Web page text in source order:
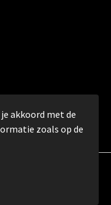
akkoord met de
zoals op de